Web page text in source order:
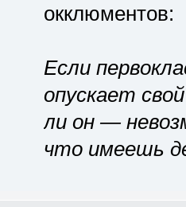
окклюментов:
Если
опускает
ли он —
что имеешь